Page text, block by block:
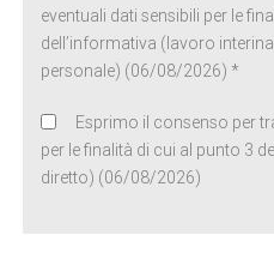
eventuali dati sensibili per le
dell’informativa (lavoro
personale) (06/08/2026) *
Esprimo il consenso per
per le finalità di cui al punto 3
diretto) (06/08/2026)